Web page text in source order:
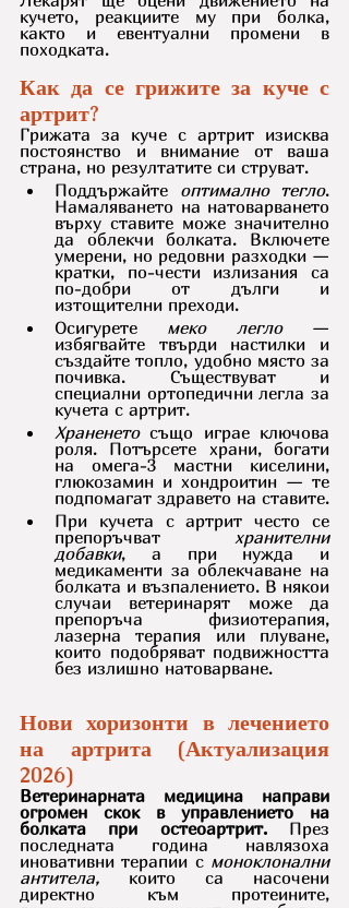
кучето, реакциите му при болка,
както и евентуални промени в
походката.
Как да се грижите за куче с
артрит?
Грижата за куче с артрит изисква
постоянство и внимание от ваша
страна, но резултатите си струват.
Поддържайте оптимално тегло.
Намаляването на натоварването
върху ставите може значително
да облекчи болката. Включете
умерени, но редовни разходки —
кратки, по-чести излизания са
по-добри от дълги и
изтощителни преходи.
Осигурете меко легло —
избягвайте твърди настилки и
създайте топло, удобно място за
почивка. Съществуват и
специални ортопедични легла за
кучета с артрит.
Храненето също играе ключова
роля. Потърсете храни, богати
на омега-3 мастни киселини,
глюкозамин и хондроитин — те
При кучета с артрит често се
препоръчват хранителни
добавки, а при нужда и
медикаменти за облекчаване на
болката и възпалението. В някои
случаи ветеринарят може да
препоръча физиотерапия,
лазерна терапия или плуване,
които подобряват подвижността
без излишно натоварване.
Нови хоризонти в лечението
на артрита (Актуализация
2026)
Ветеринарната медицина направи
огромен скок в управлението на
болката при остеоартрит. През
последната година навлязоха
иновативни терапии с моноклонални
антитела, които са насочени
директно към протеините,